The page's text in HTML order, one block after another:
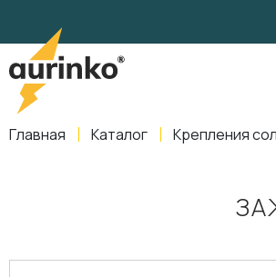
Главная Каталог Крепления
,Свердловская область
info@aurinkos.com
8-800-770-79-40